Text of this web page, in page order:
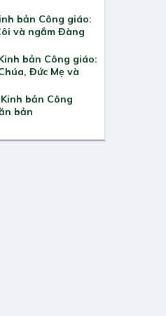
bản Công giáo:
và ngắm Đàng
bản Công giáo:
Đức Mẹ và
bản Công
bản